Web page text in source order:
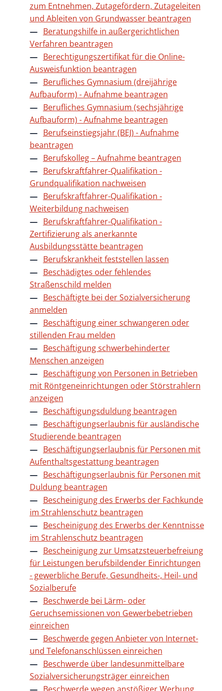
zum Entnehmen, Zutagefördern, Zutageleiten
und Ableiten von Grundwasser beantragen
Beratungshilfe in außergerichtlichen
Verfahren beantragen
Berechtigungszertifikat für die Online-
Ausweisfunktion beantragen
Berufliches Gymnasium (dreijährige
Aufbauform) - Aufnahme beantragen
Berufliches Gymnasium (sechsjährige
Aufbauform) - Aufnahme beantragen
Berufseinstiegsjahr (BEJ) - Aufnahme
beantragen
Berufskolleg – Aufnahme beantragen
Berufskraftfahrer-Qualifikation -
Grundqualifikation nachweisen
Berufskraftfahrer-Qualifikation -
Weiterbildung nachweisen
Berufskraftfahrer-Qualifikation -
Zertifizierung als anerkannte
Ausbildungsstätte beantragen
Berufskrankheit feststellen lassen
Beschädigtes oder fehlendes
Straßenschild melden
Beschäftigte bei der Sozialversicherung
anmelden
Beschäftigung einer schwangeren oder
stillenden Frau melden
Beschäftigung schwerbehinderter
Menschen anzeigen
Beschäftigung von Personen in Betrieben
mit Röntgeneinrichtungen oder Störstrahlern
anzeigen
Beschäftigungsduldung beantragen
Beschäftigungserlaubnis für ausländische
Studierende beantragen
Beschäftigungserlaubnis für Personen mit
Aufenthaltsgestattung beantragen
Beschäftigungserlaubnis für Personen mit
Duldung beantragen
Bescheinigung des Erwerbs der Fachkunde
im Strahlenschutz beantragen
Bescheinigung des Erwerbs der Kenntnisse
im Strahlenschutz beantragen
Bescheinigung zur Umsatzsteuerbefreiung
für Leistungen berufsbildender Einrichtungen
- gewerbliche Berufe, Gesundheits-, Heil- und
Sozialberufe
Beschwerde bei Lärm- oder
Geruchsemissionen von Gewerbebetrieben
einreichen
Beschwerde gegen Anbieter von Internet-
und Telefonanschlüssen einreichen
Beschwerde über landesunmittelbare
Sozialversicherungsträger einreichen